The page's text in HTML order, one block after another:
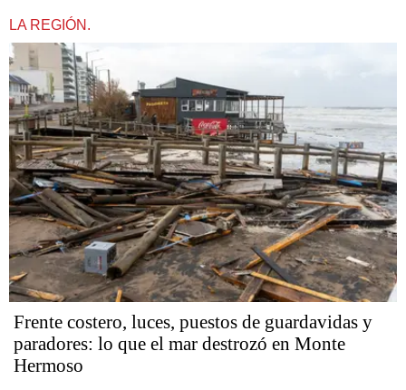
LA REGIÓN.
Frente costero, luces, puestos de guardavidas y
paradores: lo que el mar destrozó en Monte
Hermoso